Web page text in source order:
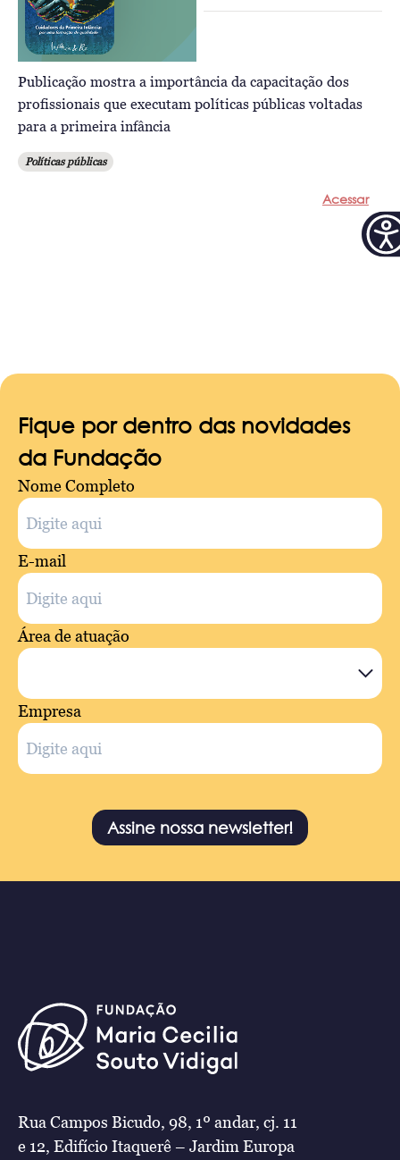
Publicação mostra a importância da capacitação dos
profissionais que executam políticas públicas voltadas
para a primeira infância
Políticas públicas
Acessar
Fique por dentro das novidades
da Fundação
Nome Completo
E-mail
Área de atuação
Empresa
Assine nossa newsletter!
Rua Campos Bicudo, 98, 1º andar, cj. 11
e 12, Edifício Itaquerê – Jardim Europa